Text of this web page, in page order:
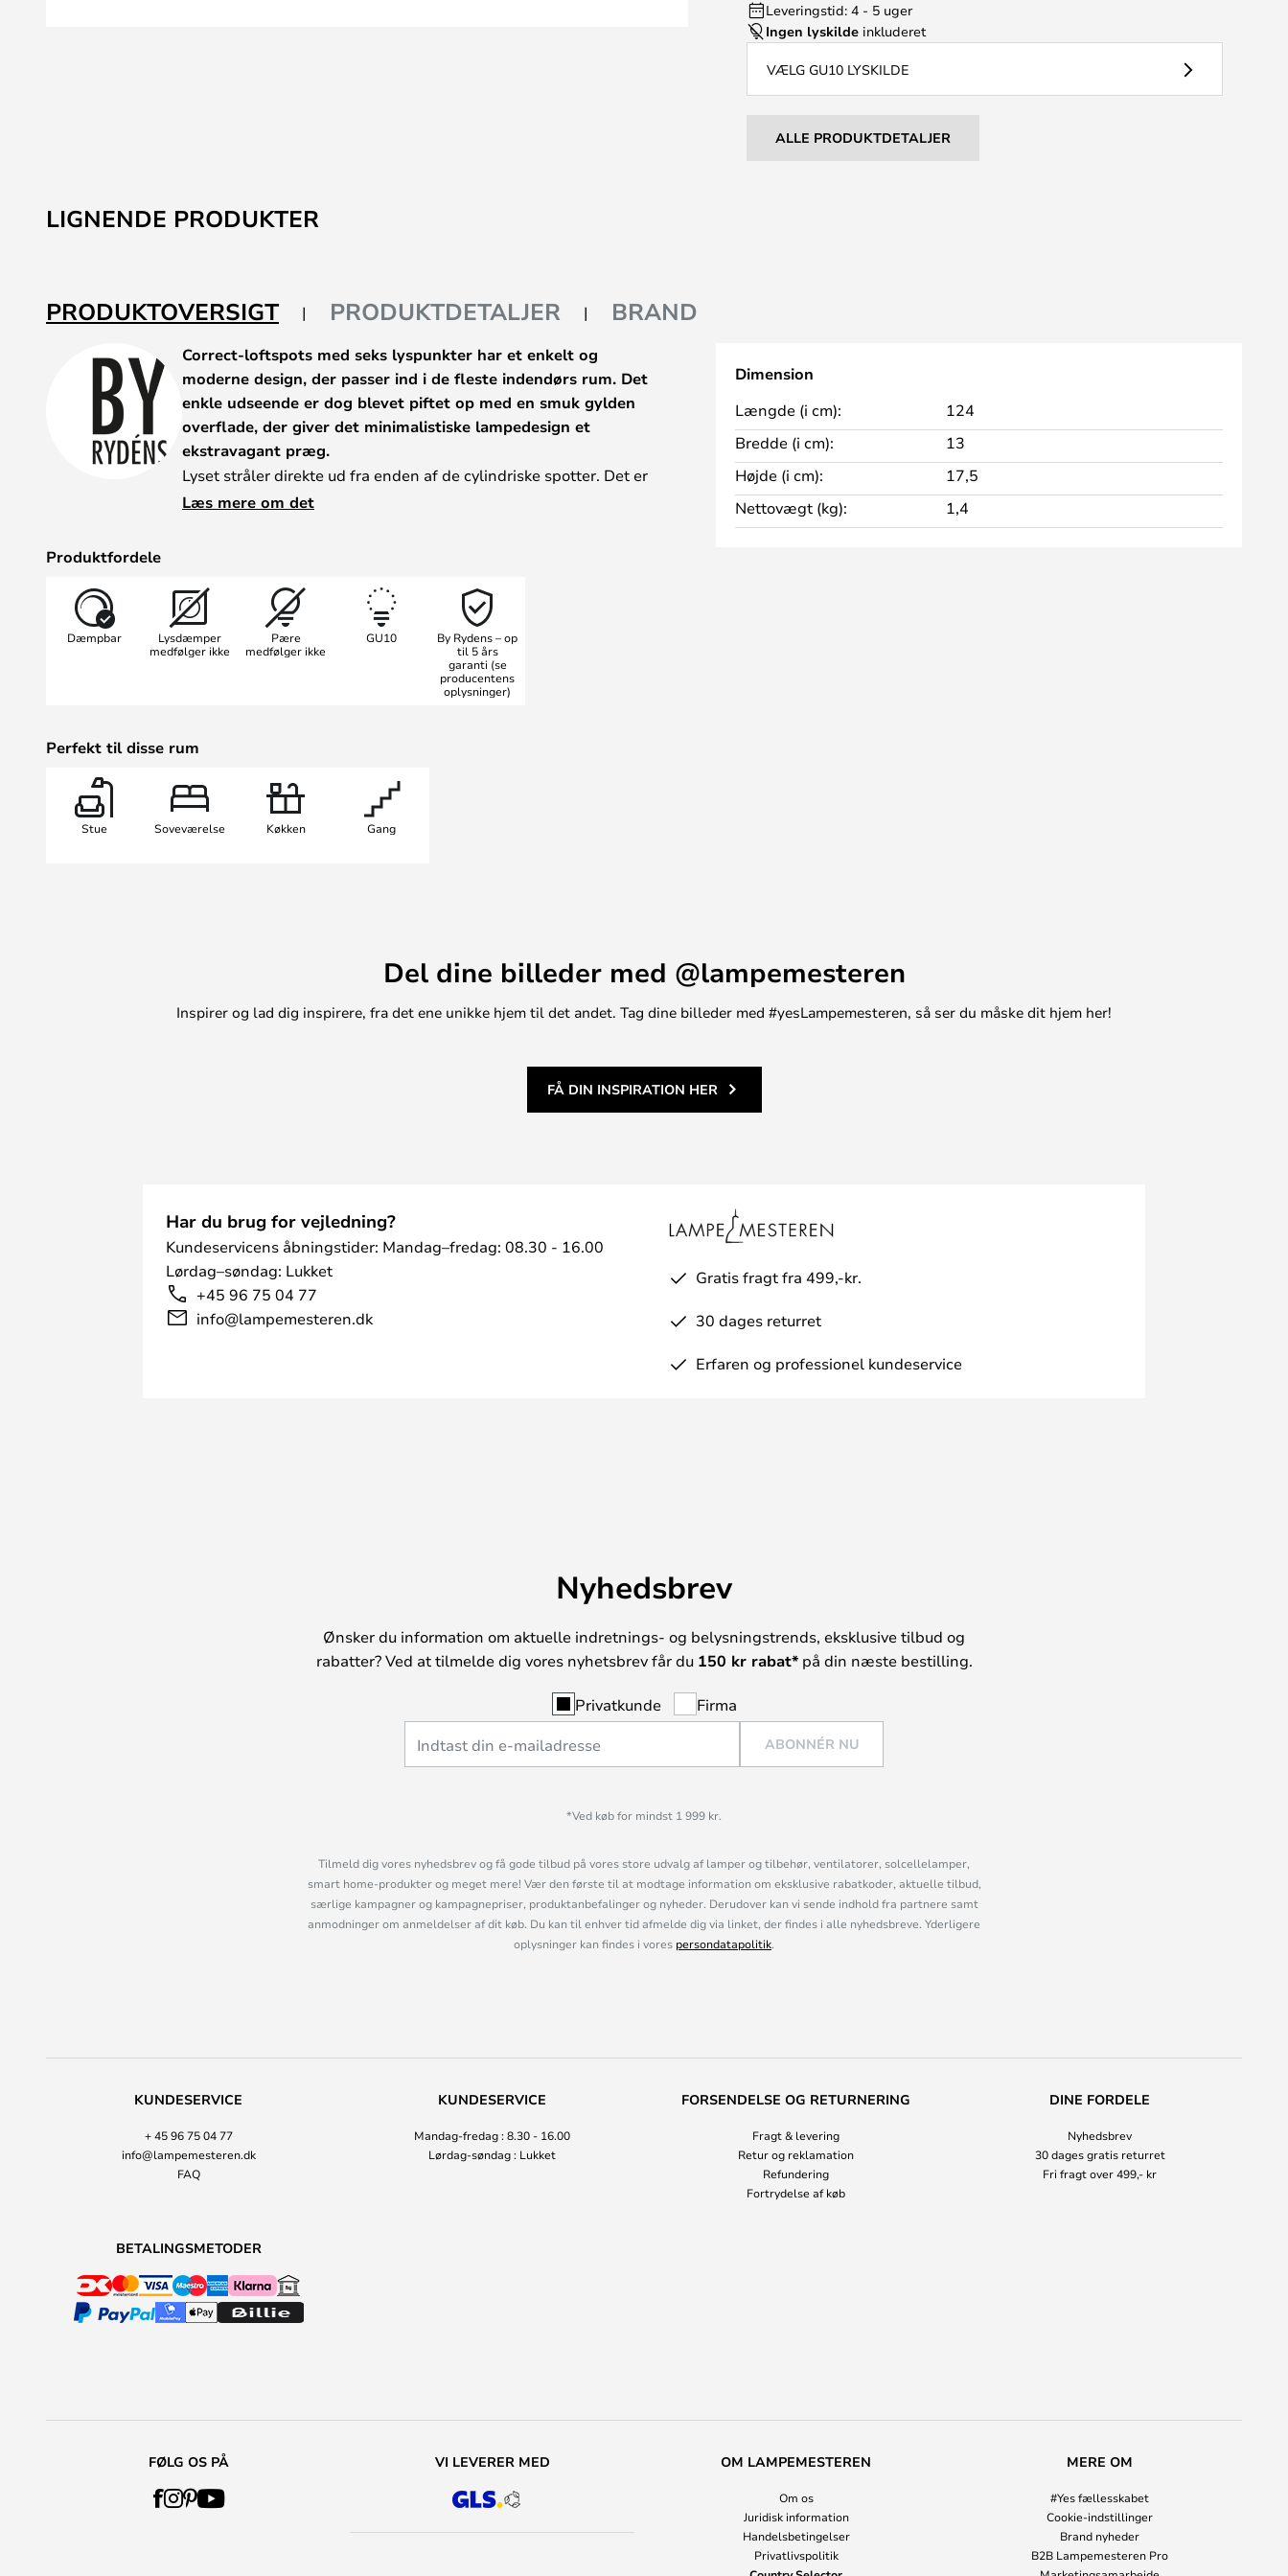
billedgalleriet
Leveringstid: 4 - 5 uger
Ingen lyskilde inkluderet
VÆLG GU10 LYSKILDE
ALLE PRODUKTDETALJER
LIGNENDE PRODUKTER
PRODUKTOVERSIGT PRODUKTDETALJER BRAND
Correct-loftspots med seks lyspunkter har et enkelt og
moderne design, der passer ind i de fleste indendørs rum. Det
enkle udseende er dog blevet piftet op med en smuk gylden
overflade, der giver det minimalistiske lampedesign et
ekstravagant præg.
Lyset stråler direkte ud fra enden af de cylindriske spotter. Det er
relativt fokuseret og egner sig godt til arbejde eller til at fremhæve
By Rydens. Lampen fås i mange forskellige størrelser og farver med
et varierende antal pærer og fås både som lofts- og væglampe.
Takket være den fokuserede spotbelysning er Correct ikke kun
velegnet til private hjem, men passer også problemfrit ind i butikker
Læs mere om det
Produktfordele
Dæmpbar
Lysdæmper
medfølger ikke
Pære
medfølger ikke
GU10
By Rydens – op
til 5 års
garanti (se
producentens
oplysninger)
Perfekt til disse rum
Stue Soveværelse Køkken Gang
Dimension
Længde (i cm):
124
Bredde (i cm):
13
Højde (i cm):
17,5
Nettovægt (kg):
1,4
Del dine billeder med @lampemesteren
Inspirer og lad dig inspirere, fra det ene unikke hjem til det andet. Tag dine billeder med #yesLampemesteren, så ser du måske dit hjem her!
FÅ DIN INSPIRATION HER
Har du brug for vejledning?
Kundeservicens åbningstider: Mandag–fredag: 08.30 - 16.00
Lørdag–søndag: Lukket
+45 96 75 04 77
info@lampemesteren.dk
Gratis fragt fra 499,-kr.
30 dages returret
Erfaren og professionel kundeservice
Nyhedsbrev
Ønsker du information om aktuelle indretnings- og belysningstrends, eksklusive tilbud og
rabatter? Ved at tilmelde dig vores nyhetsbrev får du 150 kr rabat*på din næste bestilling.
Privatkunde Firma
ABONNÉR NU
*Ved køb for mindst 1 999 kr.
Tilmeld dig vores nyhedsbrev og få gode tilbud på vores store udvalg af lamper og tilbehør, ventilatorer, solcellelamper,
smart home-produkter og meget mere! Vær den første til at modtage information om eksklusive rabatkoder, aktuelle tilbud,
særlige kampagner og kampagnepriser, produktanbefalinger og nyheder. Derudover kan vi sende indhold fra partnere samt
anmodninger om anmeldelser af dit køb. Du kan til enhver tid afmelde dig via linket, der findes i alle nyhedsbreve. Yderligere
oplysninger kan findes i vores persondatapolitik.
KUNDESERVICE
+ 45 96 75 04 77
info@lampemesteren.dk
FAQ
KUNDESERVICE
Mandag-fredag : 8.30 - 16.00
Lørdag-søndag : Lukket
FORSENDELSE OG RETURNERING
Fragt & levering
Retur og reklamation
Refundering
Fortrydelse af køb
DINE FORDELE
Nyhedsbrev
30 dages gratis returret
Fri fragt over 499,- kr
BETALINGSMETODER
FØLG OS PÅ VI LEVERER MED OM LAMPEMESTEREN
Om os
Juridisk information
Handelsbetingelser
Privatlivspolitik
MERE OM
#Yes fællesskabet
Cookie-indstillinger
Brand nyheder
B2B Lampemesteren Pro